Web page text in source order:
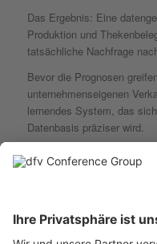
Das Ergebnis: Eine
Produktion und
tatsächliche Nachfrage
Bevor die Prognosen
unternehmenseigenen
lernendes System, das
Datenbasis präziser wird.
Die Effekte sind messbar:
bis zu95 Prozent